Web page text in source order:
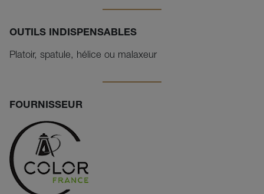
OUTILS INDISPENSABLES
Platoir, spatule, hélice ou malaxeur
FOURNISSEUR